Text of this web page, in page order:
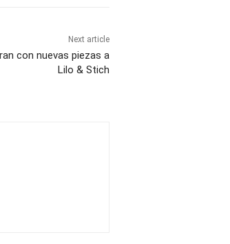
Next article
con nuevas piezas a
Lilo & Stich